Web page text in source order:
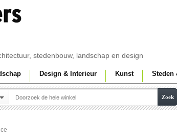
stedenbouw, landschap en design
Design & Interieur Kunst Steden
Zoek